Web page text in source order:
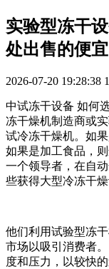
实验型冻干
处出售的便
2026-07-20 19:28:38
中试冻干设备 如何
冻干燥机制造商或
试冷冻干燥机。如
如果是加工食品，
一个领导者，在自
些获得大型冷冻干燥
他们利用试验型冻
市场以吸引消费者
度和压力，以较快